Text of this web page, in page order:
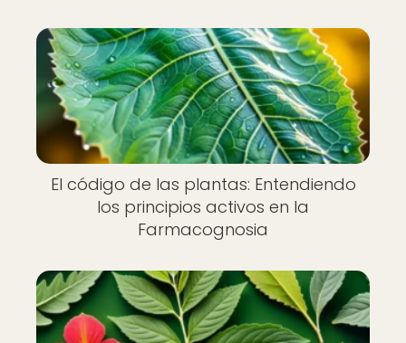
El código de las plantas: Entendiendo
los principios activos en la
Farmacognosia